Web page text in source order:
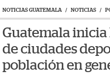
NOTICIAS GUATEMALA / NOTICIAS /
Guatemala
de ciudades
población en